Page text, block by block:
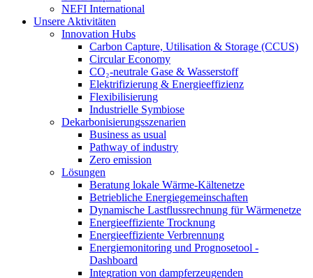
NEFI International
Unsere Aktivitäten
Innovation Hubs
Carbon Capture, Utilisation & Storage (CCUS)
Circular Economy
CO₂-neutrale Gase & Wasserstoff
Elektrifizierung & Energieeffizienz
Flexibilisierung
Industrielle Symbiose
Dekarbonisierungs­szenarien
Business as usual
Pathway of industry
Zero emission
Lösungen
Beratung lokale Wärme-Kältenetze
Betriebliche Energiegemeinschaften
Dynamische Lastflussrechnung für Wärmenetze
Energieeffiziente Trocknung
Energieeffiziente Verbrennung
Energiemonitoring und Prognosetool -
Dashboard
Integration von dampferzeugenden